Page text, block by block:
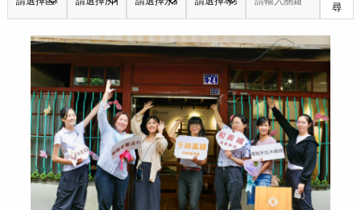
尋